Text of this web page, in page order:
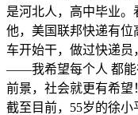
是河北人，高中毕业
他，美国联邦快递有位
车开始干，做过快递员
——我希望每个人 都能
前景，社会就更有希望
截至目前，55岁的徐